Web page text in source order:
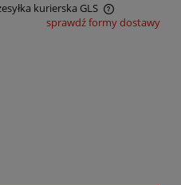
kurierska GLS
kosztów płatności
sprawdź formy dostawy